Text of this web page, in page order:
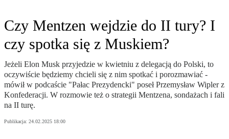
Czy Mentzen wejdzie do II tury? I
czy spotka się z Muskiem?
Jeżeli Elon Musk przyjedzie w kwietniu z delegacją do Polski, to
oczywiście będziemy chcieli się z nim spotkać i porozmawiać -
mówił w podcaście "Pałac Prezydencki" poseł Przemysław Wipler z
Konfederacji. W rozmowie też o strategii Mentzena, sondażach i fali
na II turę.
Publikacja: 24.02.2025 18:00